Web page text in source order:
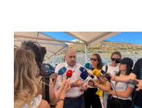
Crisis Migratoria